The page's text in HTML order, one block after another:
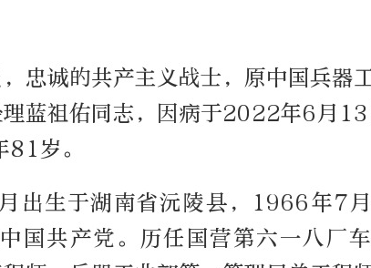
忠诚的共产主义战士，原中国兵器
理蓝祖佑同志，因病于2022年6月
岁。
出生于湖南省沅陵县，1966年7
国共产党。历任国营第六一八厂